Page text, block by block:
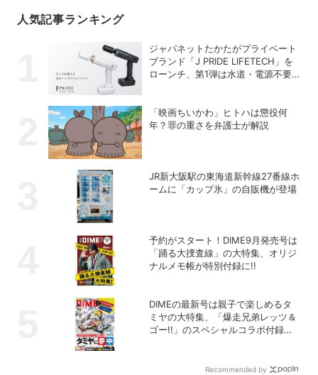
人気記事ランキング
ジャパネットたかたがプライベート
ブランド「J PRIDE LIFETECH」を
ローンチ、第1弾は水道・電源不要
「映画ちいかわ」ヒトハは懲役何
年？罪の重さを弁護士が解説
JR新大阪駅の東海道新幹線27番線ホ
ームに「カップ氷」の自販機が登場
予約がスタート！DIME9月発売号は
「踊る大捜査線」の大特集、オリジ
ナルメモ帳が特別付録に!!
DIMEの最新号は親子で楽しめるタ
ミヤの大特集、「爆走兄弟レッツ＆
ゴー!!」のスペシャルコラボ付録つ
Recommended by